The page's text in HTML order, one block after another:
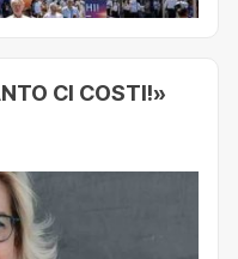
CI COSTI!»